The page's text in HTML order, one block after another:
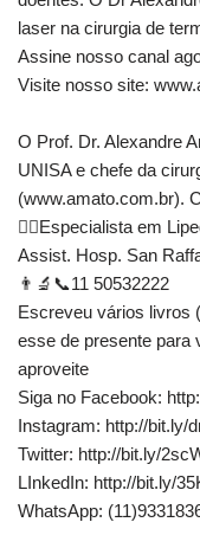
laser na cirurgia de
Assine nosso canal
Visite nosso site:
O Prof. Dr. Alexandre
UNISA e chefe da
(www.amato.com.br).
👨‍⚕Especialista em
Assist. Hosp. San
👨‍🔬📞11 50532222
Escreveu vários livros
esse de presente para
aproveite
Siga no Facebook:
Instagram: http://bit.ly/
Twitter: http://bit.ly/
LInkedIn: http://bit.ly/
WhatsApp: